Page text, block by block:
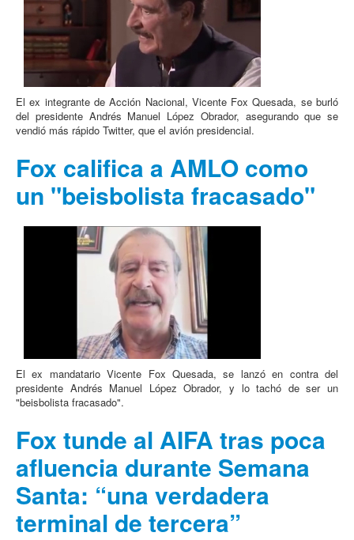
El ex integrante de Acción Nacional, Vicente Fox Quesada, se burló
del presidente Andrés Manuel López Obrador, asegurando que se
vendió más rápido Twitter, que el avión presidencial.
Fox califica a AMLO como
un "beisbolista fracasado"
El ex mandatario Vicente Fox Quesada, se lanzó en contra del
presidente Andrés Manuel López Obrador, y lo tachó de ser un
"beisbolista fracasado".
Fox tunde al AIFA tras poca
afluencia durante Semana
Santa: “una verdadera
terminal de tercera”